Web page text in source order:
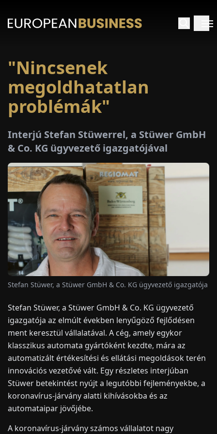
E-
PAPÍR
HÍREK
KAPCSOLAT
"Nincsenek
megoldhatatlan
problémák"
Interjú Stefan Stüwerrel, a Stüwer GmbH
& Co. KG ügyvezető igazgatójával
Stefan Stüwer, a Stüwer GmbH & Co. KG ügyvezető igazgatója
Stefan Stüwer, a Stüwer GmbH & Co. KG ügyvezető
igazgatója az elmúlt években lenyűgöző fejlődésen
ment keresztül vállalatával. A cég, amely egykor
klasszikus automata gyártóként kezdte, mára az
automatizált értékesítési és ellátási megoldások terén
innovációs vezetővé vált. Egy részletes interjúban
Stüwer betekintést nyújt a legutóbbi fejleményekbe, a
koronavírus-járvány alatti kihívásokba és az
automataipar jövőjébe.
A koronavírus-járvány számos vállalatot nagy